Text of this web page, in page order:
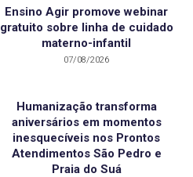
Ensino Agir promove webinar
gratuito sobre linha de cuidado
materno-infantil
07/08/2026
Humanização transforma
aniversários em momentos
inesquecíveis nos Prontos
Atendimentos São Pedro e
Praia do Suá